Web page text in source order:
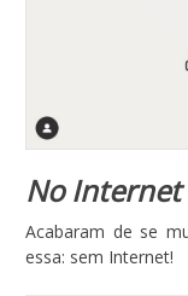
No
Acabaram de se
essa: sem Internet!